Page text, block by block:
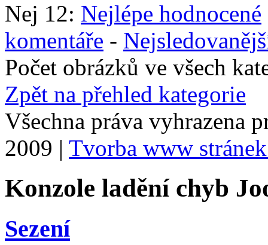
Nej 12: Nejlépe hodnocené
komentáře -
Počet obrázků ve všech
Zpět na přehled kategorie
Všechna práva vyhrazena
2009 | Tvorba www
Konzole ladění chyb
Sezení